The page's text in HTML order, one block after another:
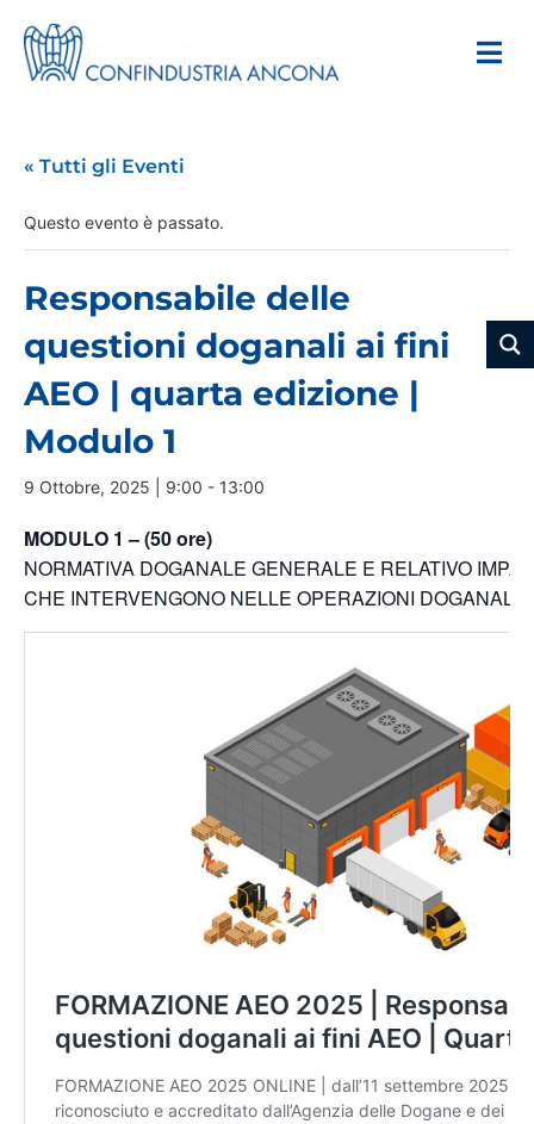
« Tutti gli Eventi
Questo evento è passato.
Responsabile delle
questioni doganali ai fini
AEO | quarta edizione |
Modulo 1
9 Ottobre, 2025 | 9:00 - 13:00
MODULO 1 – (50 ore)
NORMATIVA DOGANALE GENERALE E RELATIVO
CHE INTERVENGONO NELLE OPERAZIONI DOGANALI